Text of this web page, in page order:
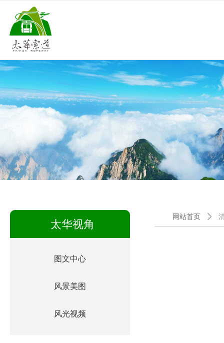
网站首页 ꄲ
太华视角
图文中心
风景美图
风光视频